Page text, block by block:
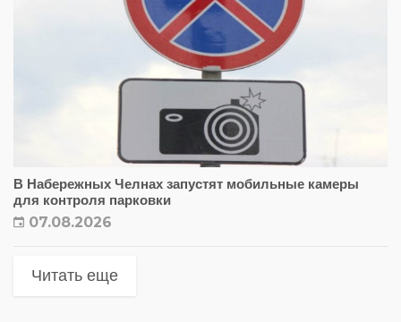
В Набережных Челнах запустят мобильные камеры
для контроля парковки
07.08.2026
Читать еще